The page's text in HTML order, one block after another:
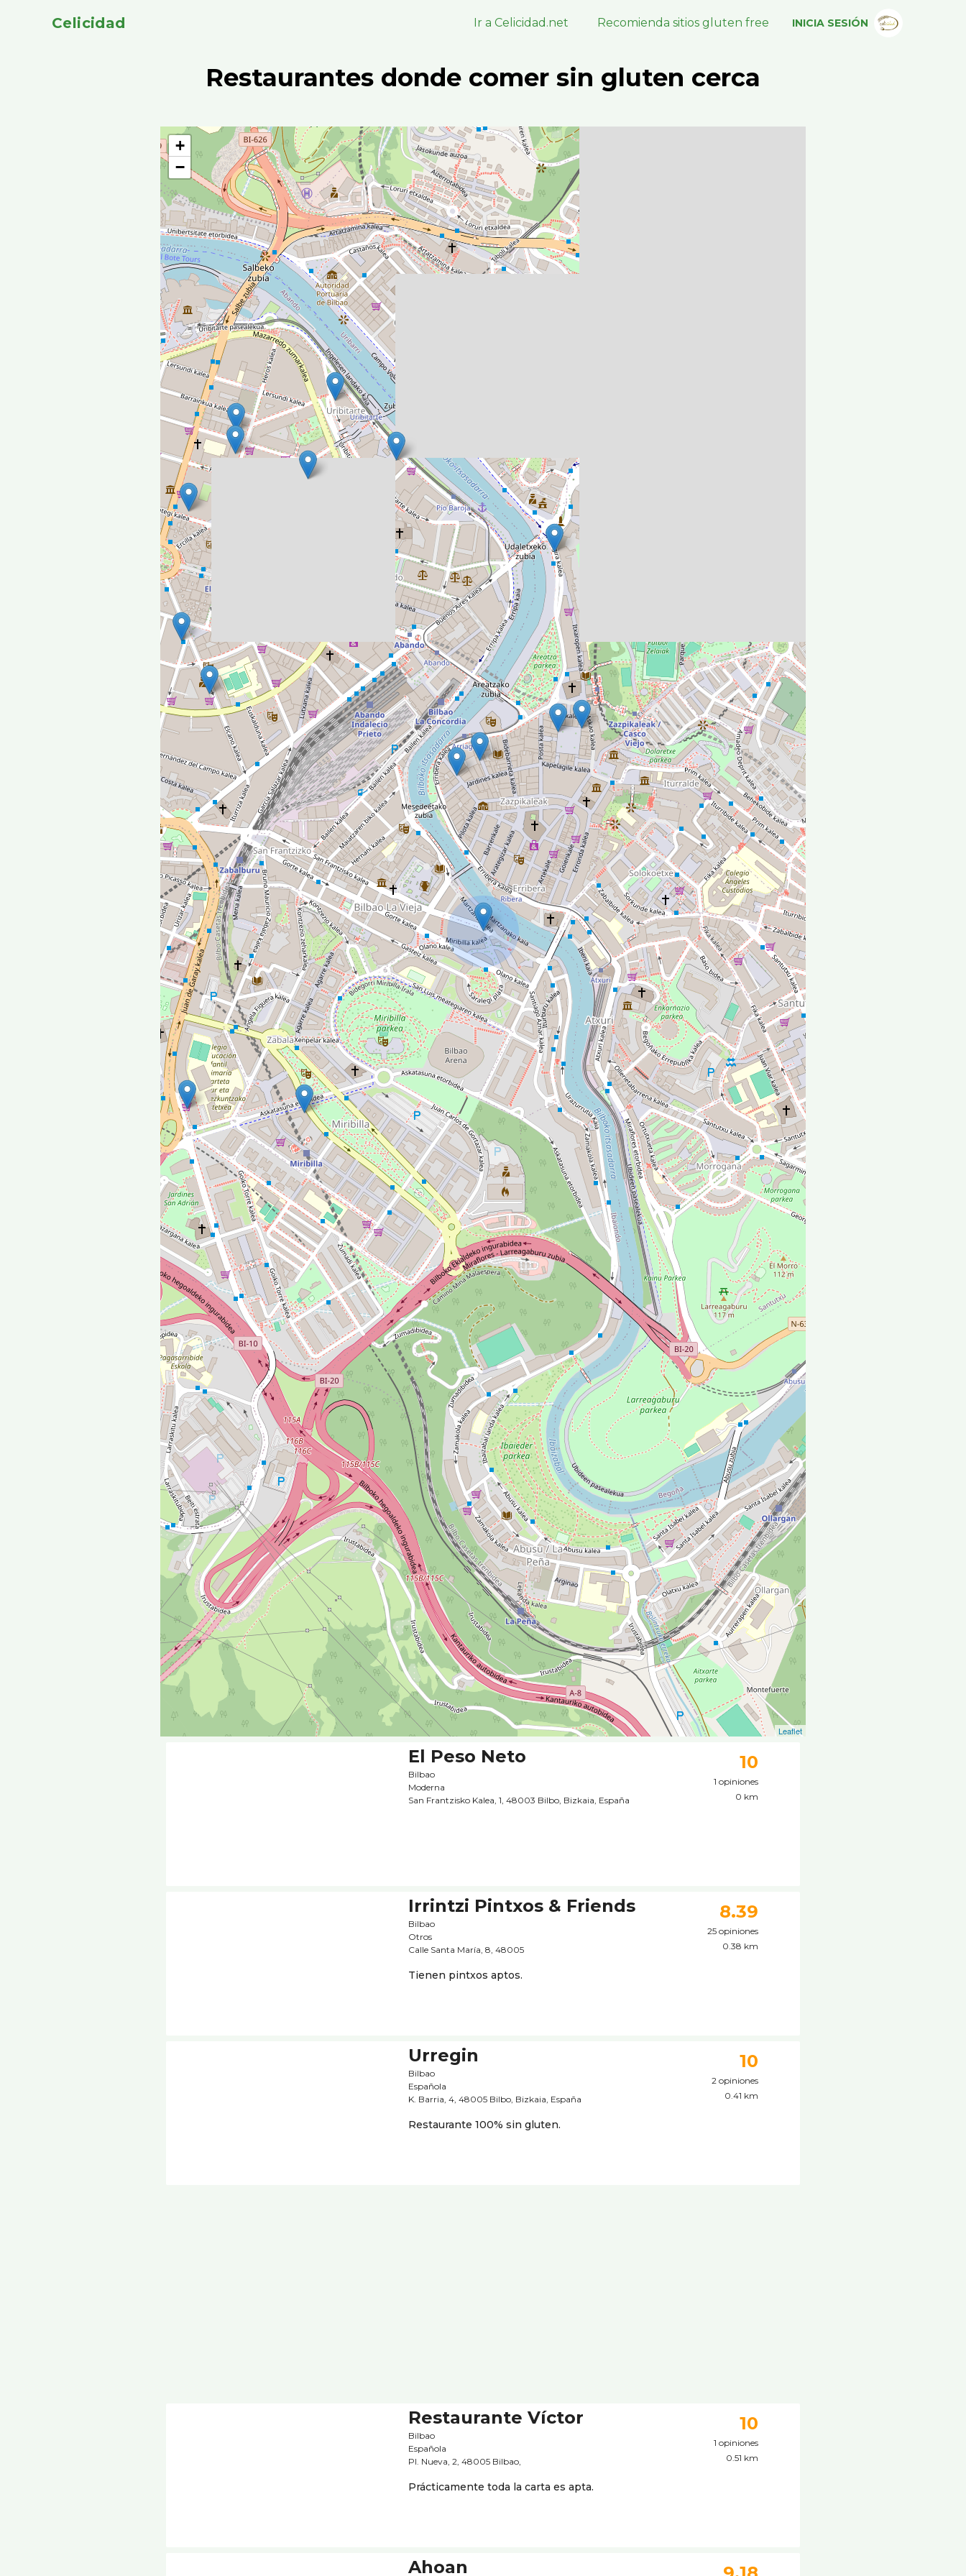
Celicidad Ir a Celicidad.net Recomienda sitios gluten free INICIA SESIÓN
Restaurantes donde comer sin gluten cerca
+
−
Leaflet
El Peso Neto
Bilbao
Moderna
San Frantzisko Kalea, 1, 48003 Bilbo, Bizkaia, España
10
1 opiniones
0 km
Irrintzi Pintxos & Friends
Bilbao
Otros
Calle Santa Marí­a, 8, 48005
8.39
25 opiniones
0.38 km
Tienen pintxos aptos.
Urregin
Bilbao
Española
K. Barria, 4, 48005 Bilbo, Bizkaia, España
10
2 opiniones
0.41 km
Restaurante 100% sin gluten.
Restaurante Víctor
Bilbao
Española
Pl. Nueva, 2, 48005 Bilbao,
10
1 opiniones
0.51 km
Prácticamente toda la carta es apta.
Ahoan